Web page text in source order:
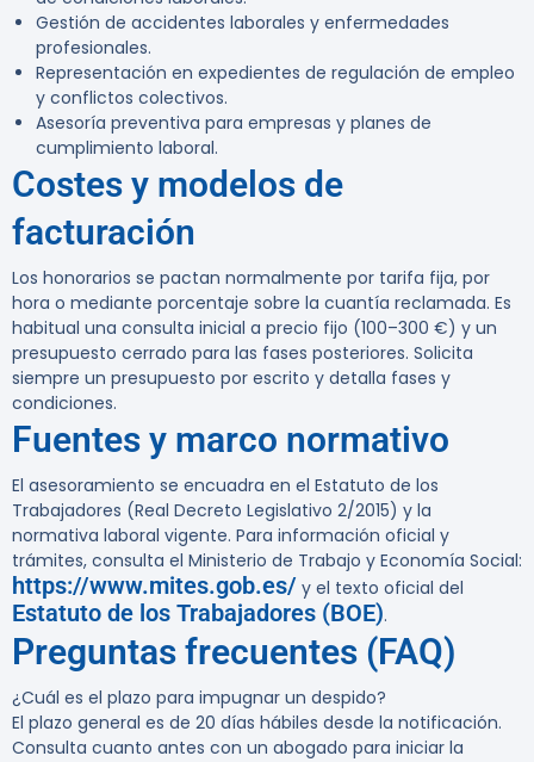
Gestión de accidentes laborales y enfermedades
profesionales.
Representación en expedientes de regulación de empleo
y conflictos colectivos.
Asesoría preventiva para empresas y planes de
cumplimiento laboral.
Costes y modelos de
facturación
Los honorarios se pactan normalmente por tarifa fija, por
hora o mediante porcentaje sobre la cuantía reclamada. Es
habitual una consulta inicial a precio fijo (100–300 €) y un
presupuesto cerrado para las fases posteriores. Solicita
siempre un presupuesto por escrito y detalla fases y
condiciones.
Fuentes y marco normativo
El asesoramiento se encuadra en el Estatuto de los
Trabajadores (Real Decreto Legislativo 2/2015) y la
normativa laboral vigente. Para información oficial y
trámites, consulta el Ministerio de Trabajo y Economía Social:
https://www.mites.gob.es/ y el texto oficial del
Estatuto de los Trabajadores (BOE).
Preguntas frecuentes (FAQ)
¿Cuál es el plazo para impugnar un despido?
El plazo general es de 20 días hábiles desde la notificación.
Consulta cuanto antes con un abogado para iniciar la